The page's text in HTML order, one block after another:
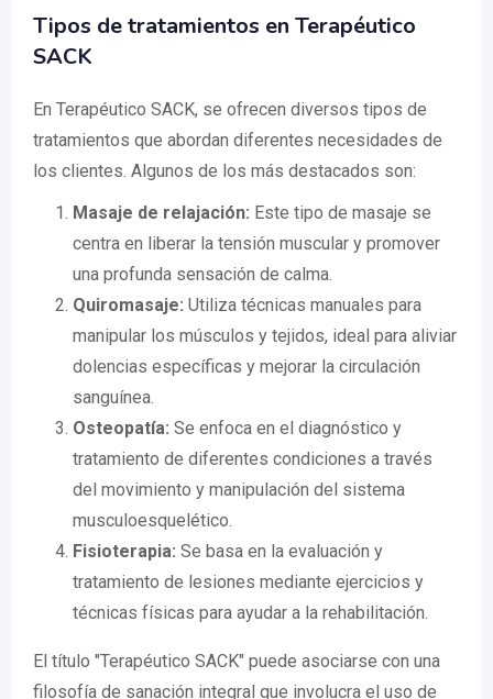
Tipos de tratamientos en Terapéutico
SACK
En Terapéutico SACK, se ofrecen diversos tipos de
tratamientos que abordan diferentes necesidades de
los clientes. Algunos de los más destacados son:
Masaje de relajación: Este tipo de masaje se
centra en liberar la tensión muscular y promover
una profunda sensación de calma.
Quiromasaje: Utiliza técnicas manuales para
manipular los músculos y tejidos, ideal para aliviar
dolencias específicas y mejorar la circulación
sanguínea.
Osteopatía: Se enfoca en el diagnóstico y
tratamiento de diferentes condiciones a través
del movimiento y manipulación del sistema
musculoesquelético.
Fisioterapia: Se basa en la evaluación y
tratamiento de lesiones mediante ejercicios y
técnicas físicas para ayudar a la rehabilitación.
El título "Terapéutico SACK" puede asociarse con una
filosofía de sanación integral que involucra el uso de